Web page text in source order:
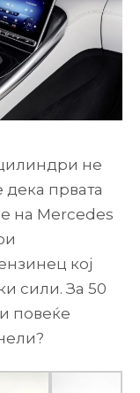
не
дека првата
на Mercedes
кој
сили. За 50
повеќе